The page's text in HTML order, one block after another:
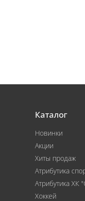
Каталог
Новинки
Акции
Хиты продаж
Атрибутика
Атрибутика ХК
Хоккей